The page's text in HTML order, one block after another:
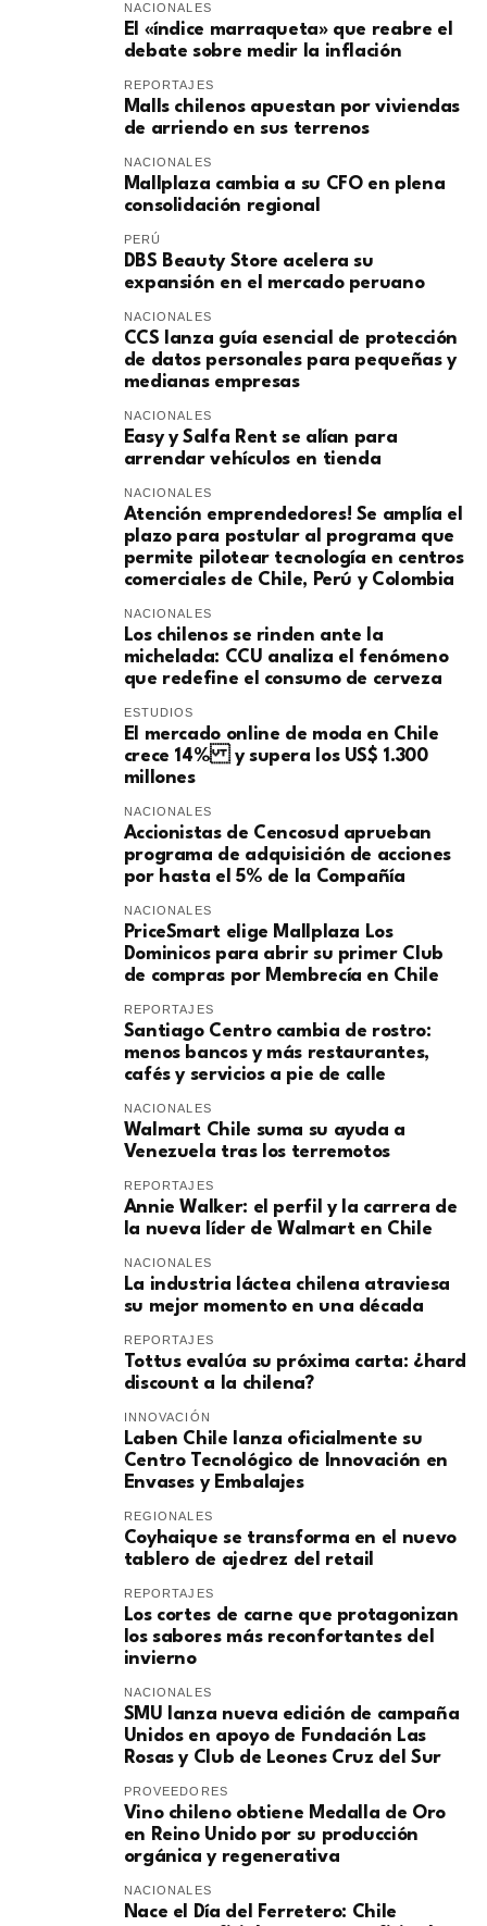
NACIONALES
El «índice marraqueta» que reabre el
debate sobre medir la inflación
REPORTAJES
Malls chilenos apuestan por viviendas
de arriendo en sus terrenos
NACIONALES
Mallplaza cambia a su CFO en plena
consolidación regional
PERÚ
DBS Beauty Store acelera su
expansión en el mercado peruano
NACIONALES
CCS lanza guía esencial de protección
de datos personales para pequeñas y
medianas empresas
NACIONALES
Easy y Salfa Rent se alían para
arrendar vehículos en tienda
NACIONALES
Atención emprendedores! Se amplía el
plazo para postular al programa que
permite pilotear tecnología en centros
comerciales de Chile, Perú y Colombia
NACIONALES
Los chilenos se rinden ante la
michelada: CCU analiza el fenómeno
que redefine el consumo de cerveza
ESTUDIOS
El mercado online de moda en Chile
crece 14% y supera los US$ 1.300
millones
NACIONALES
Accionistas de Cencosud aprueban
programa de adquisición de acciones
por hasta el 5% de la Compañía
NACIONALES
PriceSmart elige Mallplaza Los
Dominicos para abrir su primer Club
de compras por Membrecía en Chile
REPORTAJES
Santiago Centro cambia de rostro:
menos bancos y más restaurantes,
cafés y servicios a pie de calle
NACIONALES
Walmart Chile suma su ayuda a
Venezuela tras los terremotos
REPORTAJES
Annie Walker: el perfil y la carrera de
la nueva líder de Walmart en Chile
NACIONALES
La industria láctea chilena atraviesa
su mejor momento en una década
REPORTAJES
Tottus evalúa su próxima carta: ¿hard
discount a la chilena?
INNOVACIÓN
Laben Chile lanza oficialmente su
Centro Tecnológico de Innovación en
Envases y Embalajes
REGIONALES
Coyhaique se transforma en el nuevo
tablero de ajedrez del retail
REPORTAJES
Los cortes de carne que protagonizan
los sabores más reconfortantes del
invierno
NACIONALES
SMU lanza nueva edición de campaña
Unidos en apoyo de Fundación Las
Rosas y Club de Leones Cruz del Sur
PROVEEDORES
Vino chileno obtiene Medalla de Oro
en Reino Unido por su producción
orgánica y regenerativa
NACIONALES
Nace el Día del Ferretero: Chile